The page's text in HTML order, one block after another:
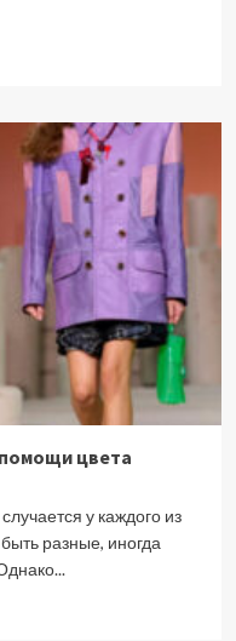
цвета
у каждого из
разные, иногда